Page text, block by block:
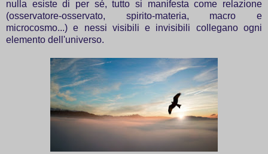
nulla esiste di per sé, tutto si manifesta come relazione
(osservatore-osservato, spirito-materia, macro e
microcosmo...) e nessi visibili e invisibili collegano ogni
elemento dell'universo.